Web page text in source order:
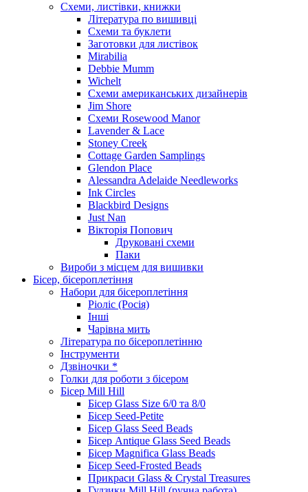
Схеми, листівки, книжки
Література по вишивці
Схеми та буклети
Заготовки для листівок
Mirabilia
Debbie Mumm
Wichelt
Схеми американських дизайнерів
Jim Shore
Cхеми Rosewood Manor
Lavender & Lace
Stoney Creek
Cottage Garden Samplings
Glendon Place
Alessandra Adelaide Needleworks
Ink Circles
Blackbird Designs
Just Nan
Вікторія Попович
Друковані схеми
Паки
Вироби з місцем для вишивки
Бісер, бісероплетіння
Набори для бісероплетіння
Ріоліс (Росія)
Інші
Чарівна мить
Література по бісероплетінню
Інструменти
Дзвіночки *
Голки для роботи з бісером
Бісер Mill Hill
Бісер Glass Size 6/0 та 8/0
Бісер Seed-Petite
Бісер Glass Seed Beads
Бісер Antique Glass Seed Beads
Бісер Magnifica Glass Beads
Бісер Seed-Frosted Beads
Прикраси Glass & Crystal Treasures